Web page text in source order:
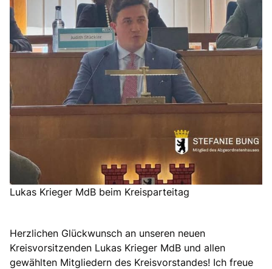
SOZIALE MEDIEN
KLARTEXT
Herzlichen Glückwunsch an unseren neuen
Kreisvorsitzenden Lukas Krieger MdB und allen
gewählten Mitgliedern des Kreisvorstandes! Ich freue
Lukas Krieger MdB beim Kreisparteitag